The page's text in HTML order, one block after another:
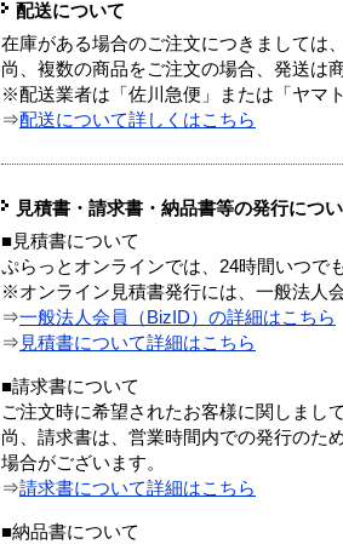
配送について
在庫がある場合のご注文につきましては
尚、複数の商品をご注文の場合、発送は
※配送業者は「佐川急便」または「ヤマ
⇒配送について詳しくはこちら
見積書・請求書・納品書等の発行につ
■見積書について
ぷらっとオンラインでは、24時間いつで
※オンライン見積書発行には、一般法人
⇒一般法人会員（BizID）の詳細はこちら
⇒ 見積書について詳細はこちら
■請求書について
ご注文時に希望されたお客様に関しまし
尚、請求書は、営業時間内での発行のた
場合がございます。
⇒請求書について詳細はこちら
■納品書について